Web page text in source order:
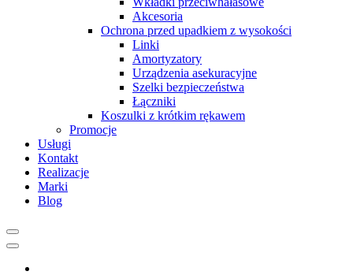
Akcesoria
Ochrona przed upadkiem z wysokości
Linki
Amortyzatory
Urządzenia asekuracyjne
Szelki bezpieczeństwa
Łączniki
Koszulki z krótkim rękawem
Promocje
Usługi
Kontakt
Realizacje
Marki
Blog